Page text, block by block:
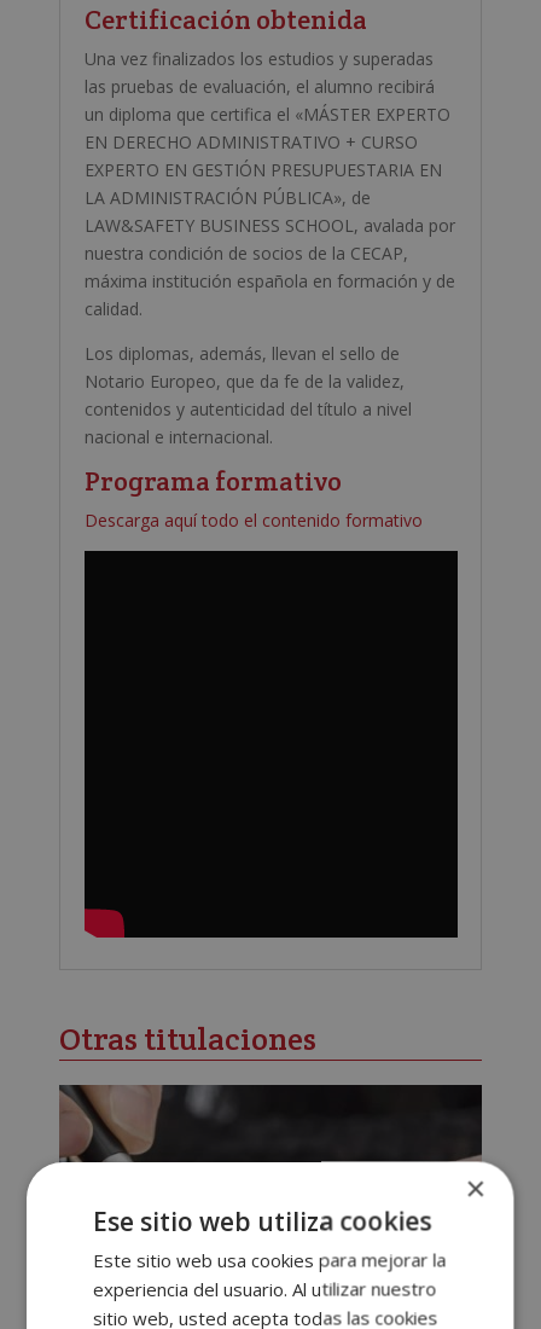
Certificación obtenida
Una vez finalizados los estudios y superadas
las pruebas de evaluación, el alumno recibirá
un diploma que certifica el «MÁSTER EXPERTO
EN DERECHO ADMINISTRATIVO + CURSO
EXPERTO EN GESTIÓN PRESUPUESTARIA EN
LA ADMINISTRACIÓN PÚBLICA», de
LAW&SAFETY BUSINESS SCHOOL, avalada por
nuestra condición de socios de la CECAP,
máxima institución española en formación y de
calidad.
Los diplomas, además, llevan el sello de
Notario Europeo, que da fe de la validez,
contenidos y autenticidad del título a nivel
nacional e internacional.
Programa formativo
Descarga aquí todo el contenido formativo
Otras titulaciones
×
Ese sitio web utiliza cookies
Este sitio web usa cookies para mejorar la
experiencia del usuario. Al utilizar nuestro
sitio web, usted acepta todas las cookies